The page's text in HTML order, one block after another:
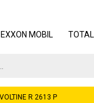
EXXON MOBIL TOTAL
R 2613 P